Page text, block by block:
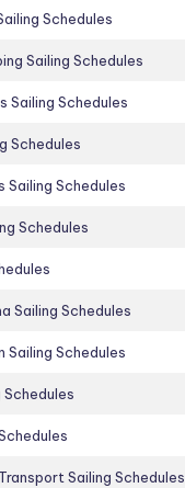
Schedules
Sailing Schedules
Sailing Schedules
Schedules
Sailing Schedules
Schedules
Sailing Schedules
Sailing Schedules
Schedules
Sailing Schedules